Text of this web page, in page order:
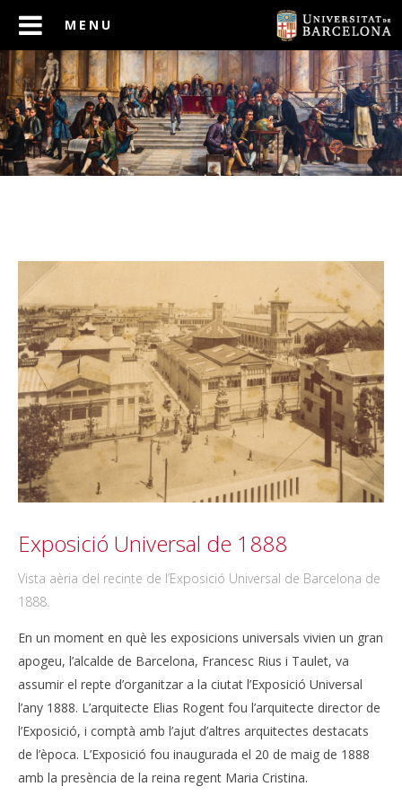
Exposició Universal de 1888
Vista aèria del recinte de l’Exposició Universal de Barcelona de
1888.
En un moment en què les exposicions universals vivien un gran
apogeu, l’alcalde de Barcelona, Francesc Rius i Taulet, va
assumir el repte d’organitzar a la ciutat l’Exposició Universal
l’any 1888. L’arquitecte Elias Rogent fou l’arquitecte director de
l’Exposició, i comptà amb l’ajut d’altres arquitectes destacats
de l’època. L’Exposició fou inaugurada el 20 de maig de 1888
amb la presència de la reina regent Maria Cristina.